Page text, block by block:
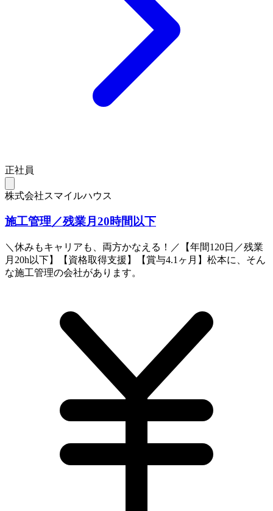
正社員
株式会社スマイルハウス
施工管理／残業月20時間以下
＼休みもキャリアも、両方かなえる！／【年間120日／残業
月20h以下】【資格取得支援】【賞与4.1ヶ月】松本に、そん
な施工管理の会社があります。